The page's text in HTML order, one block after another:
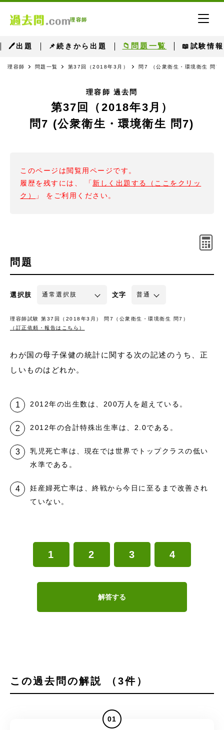
理容師
🖊出題 📌続きから出題 📁問題一覧 📖試験情報
理容師 問題一覧 第37回（2018年3月） 問7 （公衆衛生・環境衛生 問7
理容師 過去問
第37回（2018年3月）
問7 (公衆衛生・環境衛生 問7)
このページは閲覧用ページです。
履歴を残すには、 「 新しく出題する（ここをクリッ
ク）
」 をご利用ください。
問題
選択肢 文字
理容師試験 第37回（2018年3月） 問7（公衆衛生・環境衛生 問7）
（訂正依頼・報告はこちら）
わが国の母子保健の統計に関する次の記述のうち、正
しいものはどれか。
2012年の出生数は、200万人を超えている。
2012年の合計特殊出生率は、2.0である。
乳児死亡率は、現在では世界でトップクラスの低い
水準である。
妊産婦死亡率は、終戦から今日に至るまで改善され
ていない。
1 2 3 4
解答する
この過去問の解説 （3件）
01